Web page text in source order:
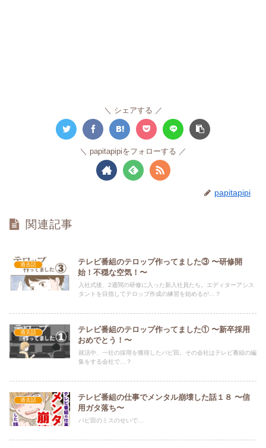
シェアする
papitapipiをフォローする
papitapipi
関連記事
過去話
テレビ番組のテロップ作ってました③ 〜研修開
始！不穏な空気！〜
入社式後、2週間の研修に入った新入社員たち。エディターアシス
タントを目指してテロップ作成の練習を始めるが…？
過去話
テレビ番組のテロップ作ってました① 〜新卒採用
おめでとう！〜
就活中、一社の採用を獲得したパピ田。その会社はテレビ番組の編
集をする会社で…？
過去話
テレビ番組の仕事でメンタル崩壊した話１８ 〜信
用ガタ落ち〜
パピ田のミスのせいで…